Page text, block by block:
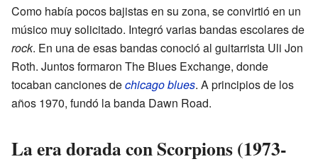
Como había pocos bajistas en su zona, se convirtió en un
músico muy solicitado. Integró varias bandas escolares de
rock. En una de esas bandas conoció al guitarrista Uli Jon
Roth. Juntos formaron The Blues Exchange, donde
tocaban canciones dechicago blues. A principios de los
años 1970, fundó la banda Dawn Road.
La era dorada con Scorpions (1973-